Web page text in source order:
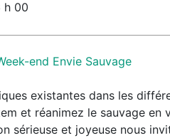
h 00
end Envie Sauvage
existantes dans les
et réanimez le sauvage en
sérieuse et joyeuse nous